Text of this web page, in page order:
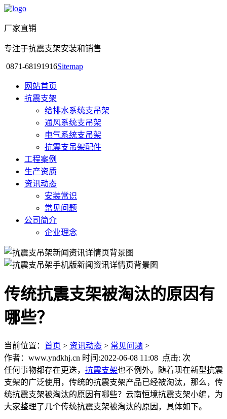
厂家直销
专注于抗震支架安装和销售
0871-68191916Sitemap
网站首页
抗震支架
给排水系统支吊架
通风系统支吊架
电气系统支吊架
抗震支吊架配件
工程案例
生产资质
资讯动态
安装常识
常见问题
公司简介
企业理念
传统抗震支架被淘汰的原因有
哪些？
当前位置： 首页 > 资讯动态 > 常见问题 >
作者：www.yndkhj.cn 时间:2022-06-08 11:08 点击: 次
任何事物都存在更迭， 抗震支架也不例外。随着现在新型抗震
支架的广泛使用，传统的抗震支架产品已经被淘汰，那么，传
统抗震支架被淘汰的原因有哪些？云南恒境抗震支架小编，为
大家整理了几个传统抗震支架被淘汰的原因，具体如下。